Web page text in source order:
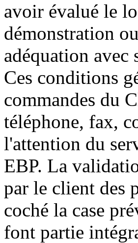
avoir évalué le
démonstration
adéquation
Ces conditions
commandes du
téléphone, fax,
l'attention du
EBP. La
par le client des
coché la case
font partie